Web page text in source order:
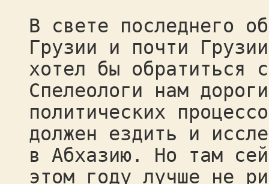
В свете последнего
Грузии и почти
хотел бы обратиться
Спелеологи нам
политических
должен ездить и
в Абхазию. Но там
этом году лучше не